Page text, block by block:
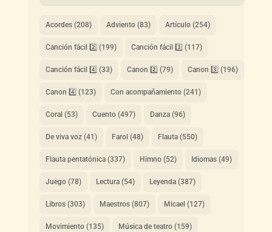
Acordes(208) Adviento(83) Artículo(254)
Canción fácil 2️⃣ (199) Canción fácil 3️⃣ (117)
Canción fácil 4️⃣ (33) Canon 2️⃣ (79) Canon 3️⃣ (196)
Canon 4️⃣ (123) Con acompañamiento(241)
Coral (53) Cuento(497) Danza(96)
De viva voz(41) Farol (48) Flauta(550)
Flauta pentatónica(337) Himno(52) Idiomas(49)
Juego(78) Lectura(54) Leyenda(387)
Libros(303) Maestros(807) Micael (127)
Movimiento(135) Música de teatro(159)